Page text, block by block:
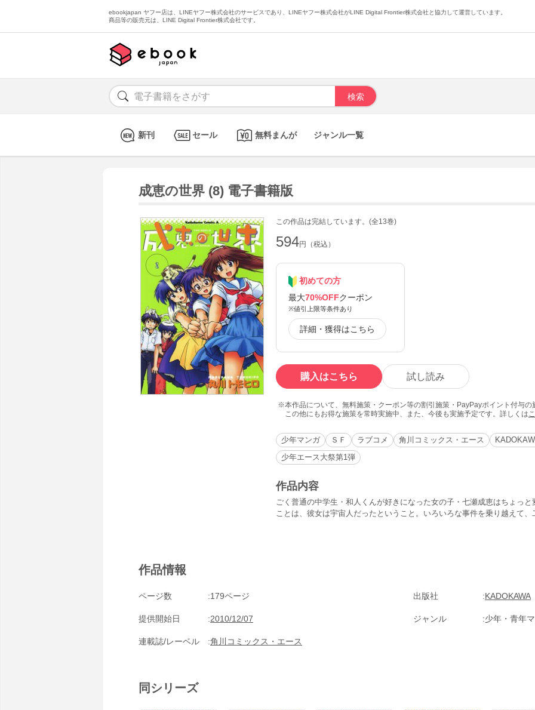
ebookjapan ヤフー店は、LINEヤフー株式会社のサービスであり、LINEヤフー株式会社がLINE Digital Frontier株式会社と協力して運営しています。
商品等の販売元は、LINE Digital Frontier株式会社です。
新刊 セール 無料まんが ジャンル一覧
成恵の世界 (8) 電子書籍版
この作品は完結しています。(全13巻)
594円（税込）
初めての方
最大70%OFFクーポン
※値引上限等条件あり
詳細・獲得はこちら
購入はこちら 試し読み
本作品について、無料施策・クーポン等の割引施策・PayPayポイント付与
この他にもお得な施策を常時実施中、また、今後も実施予定です。詳しくは
少年マンガ ＳＦ ラブコメ 角川コミックス・エース
少年エース大祭第1弾
作品内容
ごく普通の中学生・和人くんが好きになった女の子・七瀬成恵はちょっ
ことは、彼女は宇宙人だったということ。いろいろな事件を乗り越えて
作品情報
ページ数 179ページ 出版社 KADOKAWA
提供開始日 2010/12/07 ジャンル 少年・青年
連載誌/レーベル 角川コミックス・エース
同シリーズ